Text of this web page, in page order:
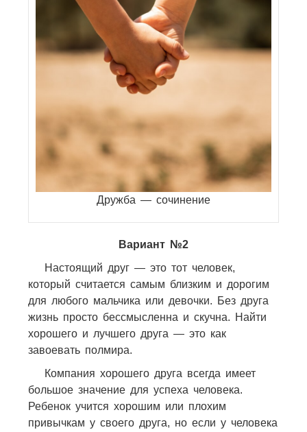
Дружба — сочинение
Вариант №2
Настоящий друг — это тот человек,
который считается самым близким и дорогим
для любого мальчика или девочки. Без друга
жизнь просто бессмысленна и скучна. Найти
хорошего и лучшего друга — это как
завоевать полмира.
Компания хорошего друга всегда имеет
большое значение для успеха человека.
Ребенок учится хорошим или плохим
привычкам у своего друга, но если у человека